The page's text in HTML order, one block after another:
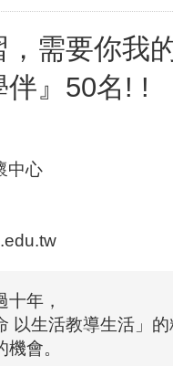
需要你我
』50名! !
中心
年，
以生活教導生活」
會。